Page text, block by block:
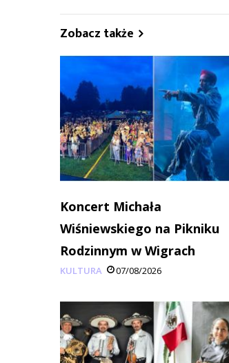
Zobacz także
Koncert Michała
Wiśniewskiego na Pikniku
Rodzinnym w Wigrach
KULTURA 07/08/2026